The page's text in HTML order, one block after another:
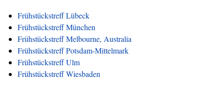
Frühstückstreff Lübeck
Frühstückstreff München
Frühstückstreff Melbourne, Australia
Frühstückstreff Potsdam-Mittelmark
Frühstückstreff Ulm
Frühstückstreff Wiesbaden